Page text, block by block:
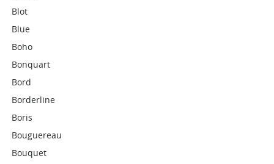
Blot
Blue
Boho
Bonquart
Bord
Borderline
Boris
Bouguereau
Bouquet